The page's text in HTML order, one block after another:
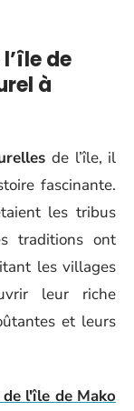
de
à
de l’île, il
fascinante.
les tribus
traditions ont
les villages
leur riche
et leurs
de l'île de Mako